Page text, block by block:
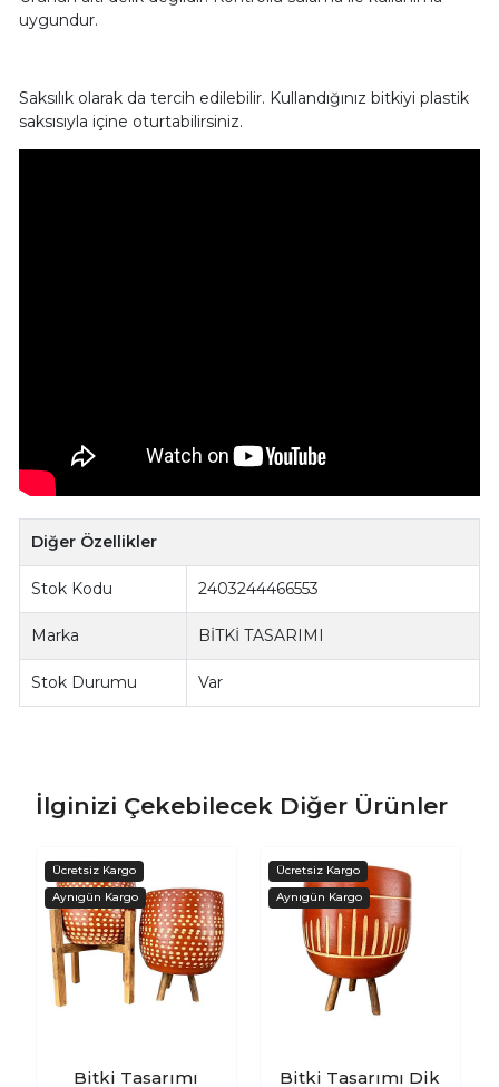
uygundur.
Saksılık olarak da tercih edilebilir. Kullandığınız bitkiyi plastik
saksısıyla içine oturtabilirsiniz.
Diğer Özellikler
Stok Kodu 2403244466553
Marka BİTKİ TASARIMI
Stok Durumu Var
İlginizi Çekebilecek Diğer Ürünler
Bitki Tasarımı
Bitki Tasarımı Dik